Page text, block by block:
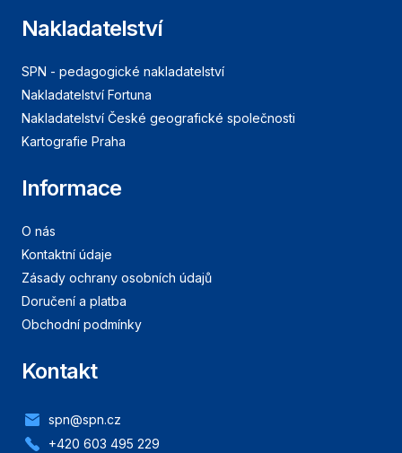
Nakladatelství
SPN - pedagogické nakladatelství
Nakladatelství Fortuna
Nakladatelství České geografické společnosti
Kartografie Praha
Informace
O nás
Kontaktní údaje
Zásady ochrany osobních údajů
Doručení a platba
Obchodní podmínky
Kontakt
spn@spn.cz
+420 603 495 229